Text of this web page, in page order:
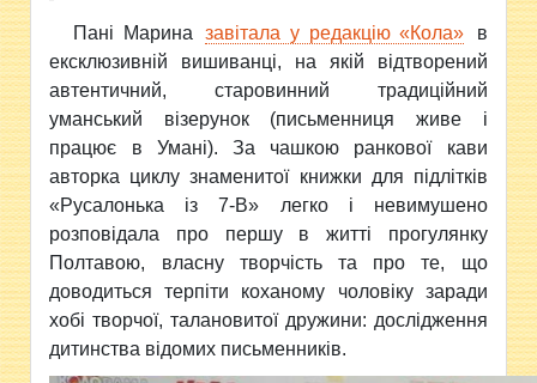
Пані Марина завітала у редакцію «Кола»
в
ексклюзивній вишиванці, на якій відтворений
автентичний, старовинний традиційний
уманський візерунок (письменниця живе і
працює в Умані). За чашкою ранкової кави
авторка циклу знаменитої книжки для підлітків
«Русалонька із 7-В» легко і невимушено
розповідала про першу в житті прогулянку
Полтавою, власну творчість та про те, що
доводиться терпіти коханому чоловіку заради
хобі творчої, талановитої дружини: дослідження
дитинства відомих письменників.